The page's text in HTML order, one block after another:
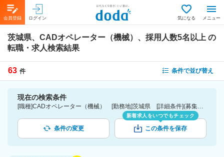
会員登録 ログイン 気になる メニュー
茨城県、CADオペレーター（機械）、採用人数5名以上 の
転職・求人検索結果
63 件 条件で並び替え
現在の検索条件
[職種]CADオペレーター（機械） [勤務地]茨城県 [詳細条件](募集・採用情報)採用人数5名以上
条件の変更
新着求人をいつでもチェック
この条件を保存